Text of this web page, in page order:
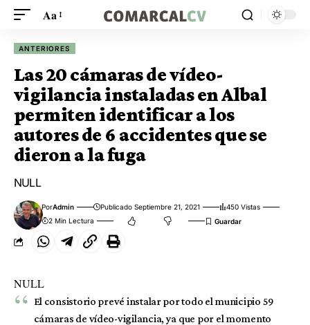
Aa
ANTERIORES
Las 20 cámaras de vídeo-
vigilancia instaladas en Albal
permiten identificar a los
autores de 6 accidentes que se
dieron a la fuga
NULL
PorAdmin Publicado Septiembre 21, 2021
450 Vistas
2 Min Lectura
NULL
El consistorio prevé instalar por todo el municipio 59
cámaras de vídeo-vigilancia, ya que por el momento